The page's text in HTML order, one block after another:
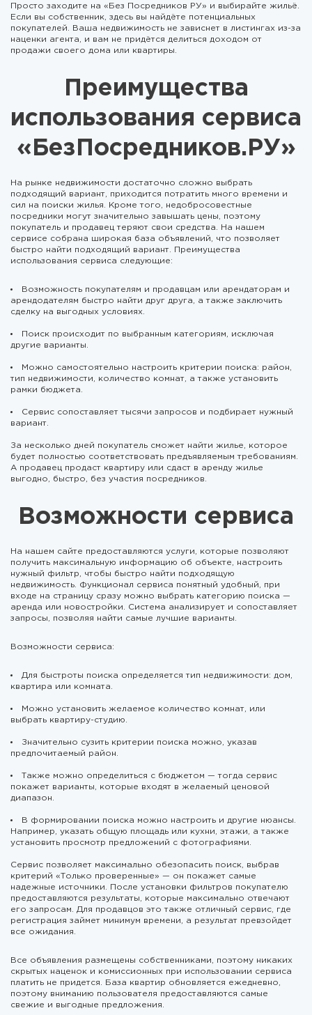
Просто заходите на «Без Посредников РУ» и выбирайте жильё.
Если вы собственник, здесь вы найдёте потенциальных
покупателей. Ваша недвижимость не зависнет в листингах из-за
наценки агента, и вам не придётся делиться доходом от
продажи своего дома или квартиры.
Преимущества
использования сервиса
«БезПосредников.РУ»
На рынке недвижимости достаточно сложно выбрать
подходящий вариант, приходится потратить много времени и
сил на поиски жилья. Кроме того, недобросовестные
посредники могут значительно завышать цены, поэтому
покупатель и продавец теряют свои средства. На нашем
сервисе собрана широкая база объявлений, что позволяет
быстро найти подходящий вариант. Преимущества
использования сервиса следующие:
Возможность покупателям и продавцам или арендаторам и
арендодателям быстро найти друг друга, а также заключить
сделку на выгодных условиях.
Поиск происходит по выбранным категориям, исключая
другие варианты.
Можно самостоятельно настроить критерии поиска: район,
тип недвижимости, количество комнат, а также установить
рамки бюджета.
Сервис сопоставляет тысячи запросов и подбирает нужный
вариант.
За несколько дней покупатель сможет найти жилье, которое
будет полностью соответствовать предъявляемым требованиям.
А продавец продаст квартиру или сдаст в аренду жилье
выгодно, быстро, без участия посредников.
Возможности сервиса
На нашем сайте предоставляются услуги, которые позволяют
получить максимальную информацию об объекте, настроить
нужный фильтр, чтобы быстро найти подходящую
недвижимость. Функционал сервиса понятный удобный, при
входе на страницу сразу можно выбрать категорию поиска —
аренда или новостройки. Система анализирует и сопоставляет
запросы, позволяя найти самые лучшие варианты.
Возможности сервиса:
Для быстроты поиска определяется тип недвижимости: дом,
квартира или комната.
Можно установить желаемое количество комнат, или
выбрать квартиру-студию.
Значительно сузить критерии поиска можно, указав
предпочитаемый район.
Также можно определиться с бюджетом — тогда сервис
покажет варианты, которые входят в желаемый ценовой
диапазон.
В формировании поиска можно настроить и другие нюансы.
Например, указать общую площадь или кухни, этажи, а также
установить просмотр предложений с фотографиями.
Сервис позволяет максимально обезопасить поиск, выбрав
критерий «Только проверенные» — он покажет самые
надежные источники. После установки фильтров покупателю
предоставляются результаты, которые максимально отвечают
его запросам. Для продавцов это также отличный сервис, где
регистрация займет минимум времени, а результат превзойдет
все ожидания.
Все объявления размещены собственниками, поэтому никаких
скрытых наценок и комиссионных при использовании сервиса
платить не придется. База квартир обновляется ежедневно,
поэтому вниманию пользователя предоставляются самые
свежие и выгодные предложения.